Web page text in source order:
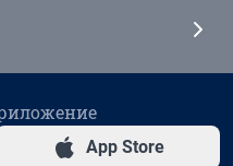
App Store